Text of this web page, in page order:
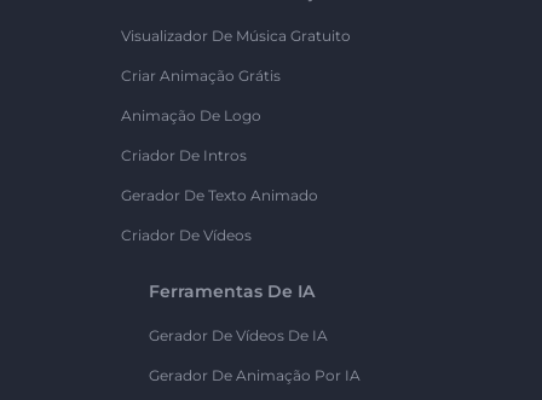
Visualizador De Música Gratuito
Criar Animação Grátis
Animação De Logo
Criador De Intros
Gerador De Texto Animado
Criador De Vídeos
Ferramentas De IA
Gerador De Vídeos De IA
Gerador De Animação Por IA